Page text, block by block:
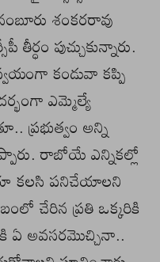
శంకరరావు
పుచ్చుకున్నారు.
కండువా కప్పి
ఎమ్మెల్యే
ప్రభుత్వం అన్ని
రాబోయే ఎన్నికల్లో
కలసి పనిచేయాలని
చేరిన ప్రతి ఒక్కరికి
ఏ అవసరమొచ్చినా..